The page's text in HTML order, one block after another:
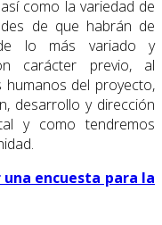
como la variedad de
de que habrán de
lo más variado y
carácter previo, al
del proyecto,
desarrollo y dirección
y como tendremos
una encuesta para la